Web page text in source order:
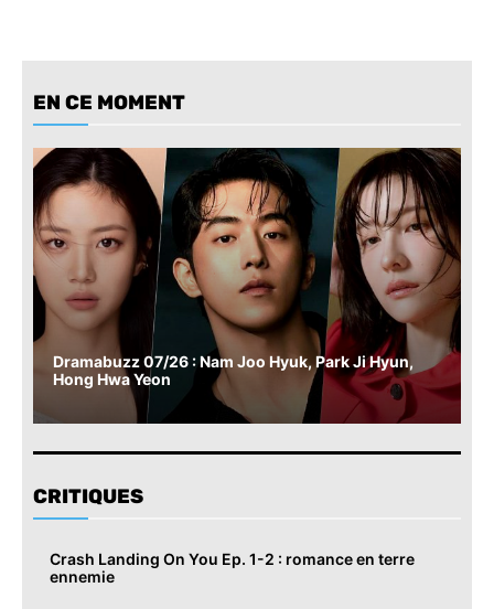
EN CE MOMENT
Dramabuzz 07/26 : Nam Joo Hyuk, Park Ji Hyun,
Hong Hwa Yeon
CRITIQUES
Crash Landing On You Ep. 1-2 : romance en terre
ennemie